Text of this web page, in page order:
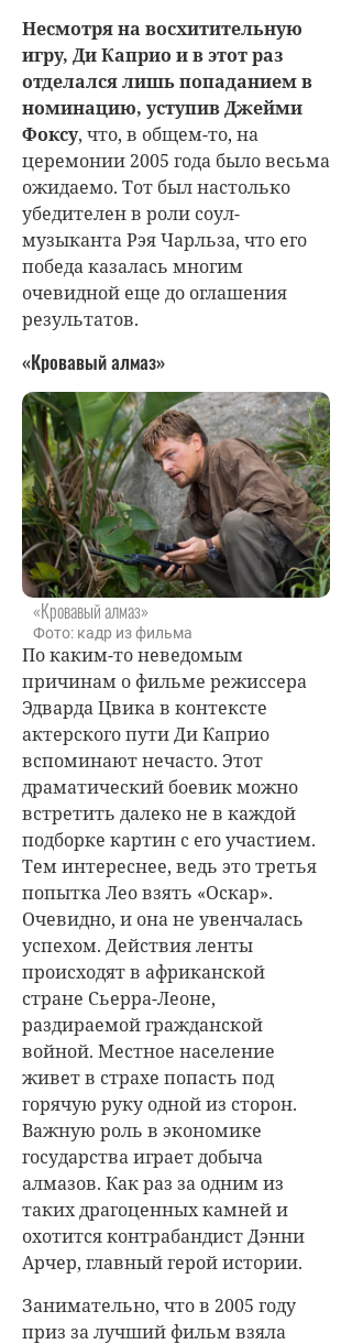
Несмотря на восхитительную
игру, Ди Каприо и в этот раз
отделался лишь попаданием в
номинацию, уступив Джейми
Фоксу, что, в общем-то, на
церемонии 2005 года было весьма
ожидаемо. Тот был настолько
убедителен в роли соул-
музыканта Рэя Чарльза, что его
победа казалась многим
очевидной еще до оглашения
результатов.
«Кровавый алмаз»
«Кровавый алмаз»
Фото: кадр из фильма
По каким-то неведомым
причинам о фильме режиссера
Эдварда Цвика в контексте
актерского пути Ди Каприо
вспоминают нечасто. Этот
драматический боевик можно
встретить далеко не в каждой
подборке картин с его участием.
Тем интереснее, ведь это третья
попытка Лео взять «Оскар».
Очевидно, и она не увенчалась
успехом. Действия ленты
происходят в африканской
стране Сьерра-Леоне,
раздираемой гражданской
войной. Местное население
живет в страхе попасть под
горячую руку одной из сторон.
Важную роль в экономике
государства играет добыча
алмазов. Как раз за одним из
таких драгоценных камней и
охотится контрабандист Дэнни
Арчер, главный герой истории.
Занимательно, что в 2005 году
приз за лучший фильм взяла